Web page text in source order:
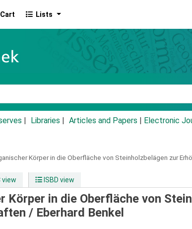
Cart Lists
Libraries Articles and Papers Electronic
Körper in die Oberfläche von Steinholzbelägen zur
view ISBD view
Körper in die Oberfläche von
/ Eberhard Benkel